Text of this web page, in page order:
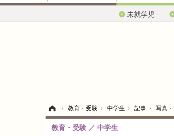
未就学児
› 教育・受験 › 中学生 › 記事 › 写真
教育・受験 中学生